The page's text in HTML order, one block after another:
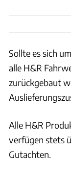
Sollte es sich
alle H&R
zurückgebaut
Alle H&R
verfügen stets
Gutachten.